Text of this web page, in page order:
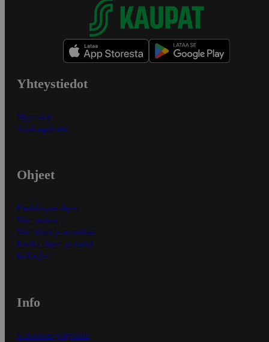
Yhteystiedot
Myymälät
Asiakaspalvelu
Ohjeet
Ensitilaajan ohjeet
Näin maksat
Näin tilaat ja muokkaat
Kaikki ohjeet ja vinkit
In English
Info
S-Business yrityksille